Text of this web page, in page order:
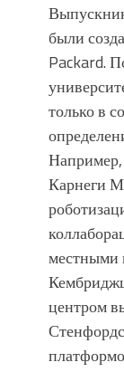
были
Packard.
только в
Карнеги
местными
центром